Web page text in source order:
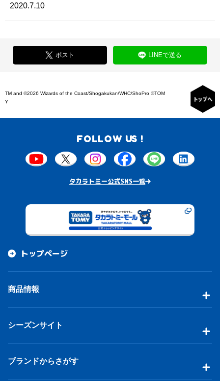
2020.7.10
ポスト LINEで送る
TM and ©2026 Wizards of the Coast/Shogakukan/WHC/ShoPro ©TOM
Y
FOLLOW US !
タカラトミー公式SNS一覧
トップページ
商品情報
シーズンサイト
ブランドからさがす